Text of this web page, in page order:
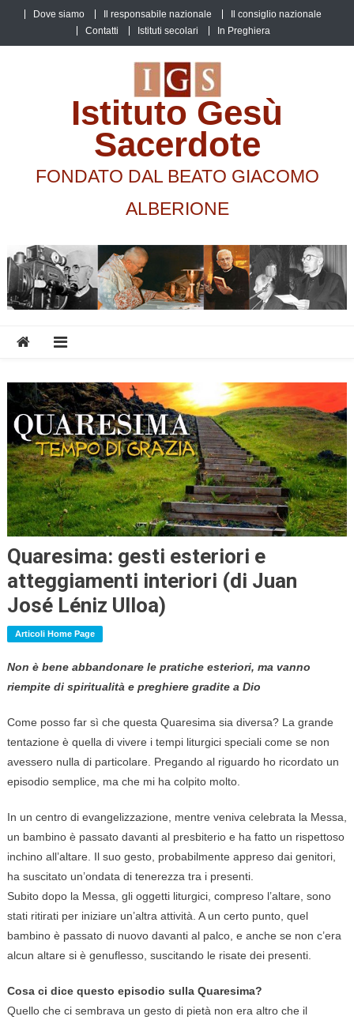
content
Dove siamo Il responsabile nazionale
Il consiglio nazionale
Contatti
Istituti secolari In Preghiera
Istituto Gesù
Sacerdote
FONDATO DAL BEATO GIACOMO
ALBERIONE
Quaresima: gesti esteriori e
atteggiamenti interiori (di Juan
José Léniz Ulloa)
Articoli Home Page
Non è bene abbandonare le pratiche esteriori, ma vanno
riempite di spiritualità e preghiere gradite a Dio
Come posso far sì che questa Quaresima sia diversa? La grande
tentazione è quella di vivere i tempi liturgici speciali come se non
avessero nulla di particolare. Pregando al riguardo ho ricordato un
episodio semplice, ma che mi ha colpito molto.
In un centro di evangelizzazione, mentre veniva celebrata la Messa,
un bambino è passato davanti al presbiterio e ha fatto un rispettoso
inchino all’altare. Il suo gesto, probabilmente appreso dai genitori,
ha suscitato un’ondata di tenerezza tra i presenti.
Subito dopo la Messa, gli oggetti liturgici, compreso l’altare, sono
stati ritirati per iniziare un’altra attività. A un certo punto, quel
bambino è passato di nuovo davanti al palco, e anche se non c’era
alcun altare si è genuflesso, suscitando le risate dei presenti.
Cosa ci dice questo episodio sulla Quaresima?
Quello che ci sembrava un gesto di pietà non era altro che il